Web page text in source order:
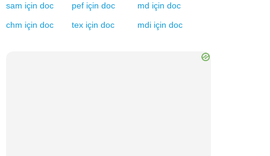
sam için doc pef için doc md için doc
chm için doc tex için doc mdi için doc